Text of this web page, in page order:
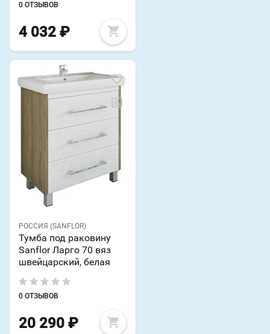
0 ОТЗЫВОВ
4 032 ₽
РОССИЯ (SANFLOR)
Тумба под раковину
Sanflor Ларго 70 вяз
швейцарский, белая
0 ОТЗЫВОВ
20 290 ₽